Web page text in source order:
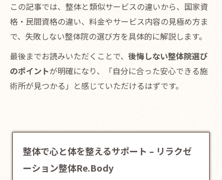
この記事では、整体と類似サービスの違いから、国家資
格・民間資格の違い、料金やサービス内容の見極め方ま
で、失敗しない整体院の選び方を具体的に解説します。
最後までお読みいただくことで、 後悔しない整体院選び
のポイントが明確になり、「自分に合った安心できる施
術所が見つかる」と感じていただけるはずです。
整体で心と体を整えるサポート – リラクゼ
ーション整体Re.Body